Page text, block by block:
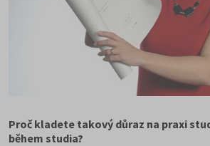
Proč kladete takový důraz na praxi
během studia?